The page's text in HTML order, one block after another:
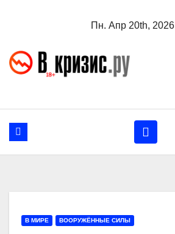
Пн. Апр 20th, 2026
В МИРЕ ВООРУЖЁННЫЕ СИЛЫ